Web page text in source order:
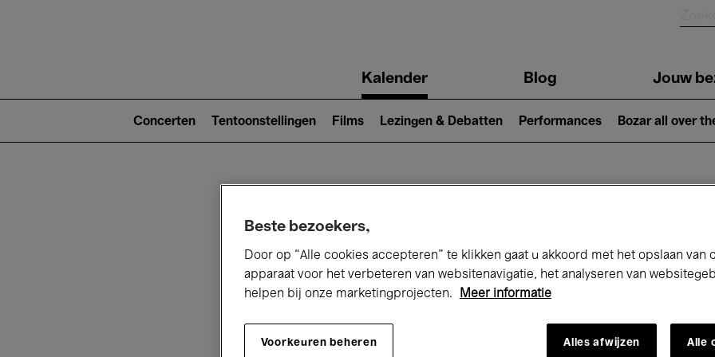
navigationKalender Blog Jouw
2)
Concerten Tentoonstellingen Films Lezingen & Debatten Performances Bozar all over
Vandaag Komende 7 dagen
Zaterdag 01 - Maandag 31 Augustus
Beste bezoekers,
Door op “Alle cookies accepteren” te klikken gaat u akkoord met het opslaan van
apparaat voor het verbeteren van websitenavigatie, het analyseren van
helpen bij onze marketingprojecten.
Meer informatie
Voorkeuren beheren Alles afwijzen Alle